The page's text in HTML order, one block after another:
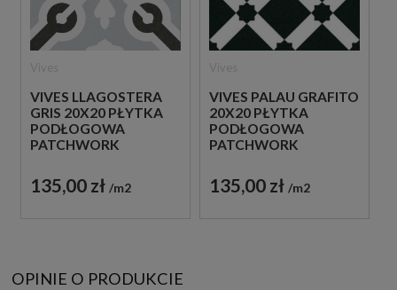
VIVES LLAGOSTERA
GRIS 20X20 PŁYTKA
PODŁOGOWA
PATCHWORK
135,00 zł m2
VIVES PALAU GRAFITO
20X20 PŁYTKA
PODŁOGOWA
PATCHWORK
135,00 zł m2
OPINIE O PRODUKCIE